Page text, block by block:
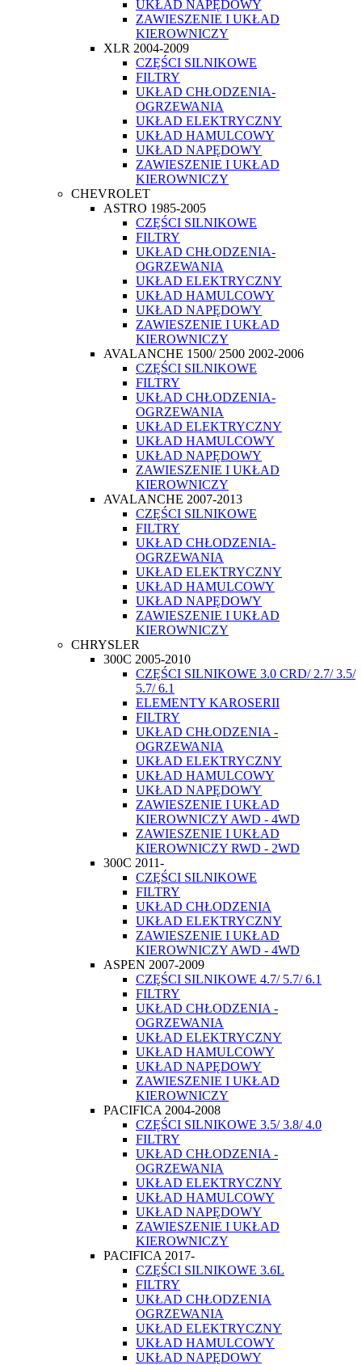
UKŁAD NAPĘDOWY
ZAWIESZENIE I UKŁAD
KIEROWNICZY
XLR 2004-2009
CZĘŚCI SILNIKOWE
FILTRY
UKŁAD CHŁODZENIA-
OGRZEWANIA
UKŁAD ELEKTRYCZNY
UKŁAD HAMULCOWY
UKŁAD NAPĘDOWY
ZAWIESZENIE I UKŁAD
KIEROWNICZY
CHEVROLET
ASTRO 1985-2005
CZĘŚCI SILNIKOWE
FILTRY
UKŁAD CHŁODZENIA-
OGRZEWANIA
UKŁAD ELEKTRYCZNY
UKŁAD HAMULCOWY
UKŁAD NAPĘDOWY
ZAWIESZENIE I UKŁAD
KIEROWNICZY
AVALANCHE 1500/ 2500 2002-2006
CZĘŚCI SILNIKOWE
FILTRY
UKŁAD CHŁODZENIA-
OGRZEWANIA
UKŁAD ELEKTRYCZNY
UKŁAD HAMULCOWY
UKŁAD NAPĘDOWY
ZAWIESZENIE I UKŁAD
KIEROWNICZY
AVALANCHE 2007-2013
CZĘŚCI SILNIKOWE
FILTRY
UKŁAD CHŁODZENIA-
OGRZEWANIA
UKŁAD ELEKTRYCZNY
UKŁAD HAMULCOWY
UKŁAD NAPĘDOWY
ZAWIESZENIE I UKŁAD
KIEROWNICZY
CHRYSLER
300C 2005-2010
CZĘŚCI SILNIKOWE 3.0 CRD/ 2.7/ 3.5/
5.7/ 6.1
ELEMENTY KAROSERII
FILTRY
UKŁAD CHŁODZENIA -
OGRZEWANIA
UKŁAD ELEKTRYCZNY
UKŁAD HAMULCOWY
UKŁAD NAPĘDOWY
ZAWIESZENIE I UKŁAD
KIEROWNICZY AWD - 4WD
ZAWIESZENIE I UKŁAD
KIEROWNICZY RWD - 2WD
300C 2011-
CZĘŚCI SILNIKOWE
FILTRY
UKŁAD CHŁODZENIA
UKŁAD ELEKTRYCZNY
ZAWIESZENIE I UKŁAD
KIEROWNICZY AWD - 4WD
ASPEN 2007-2009
CZĘŚCI SILNIKOWE 4.7/ 5.7/ 6.1
FILTRY
UKŁAD CHŁODZENIA -
OGRZEWANIA
UKŁAD ELEKTRYCZNY
UKŁAD HAMULCOWY
UKŁAD NAPĘDOWY
ZAWIESZENIE I UKŁAD
KIEROWNICZY
PACIFICA 2004-2008
CZĘŚCI SILNIKOWE 3.5/ 3.8/ 4.0
FILTRY
UKŁAD CHŁODZENIA -
OGRZEWANIA
UKŁAD ELEKTRYCZNY
UKŁAD HAMULCOWY
UKŁAD NAPĘDOWY
ZAWIESZENIE I UKŁAD
KIEROWNICZY
PACIFICA 2017-
CZĘŚCI SILNIKOWE 3.6L
FILTRY
UKŁAD CHŁODZENIA
OGRZEWANIA
UKŁAD ELEKTRYCZNY
UKŁAD HAMULCOWY
UKŁAD NAPĘDOWY